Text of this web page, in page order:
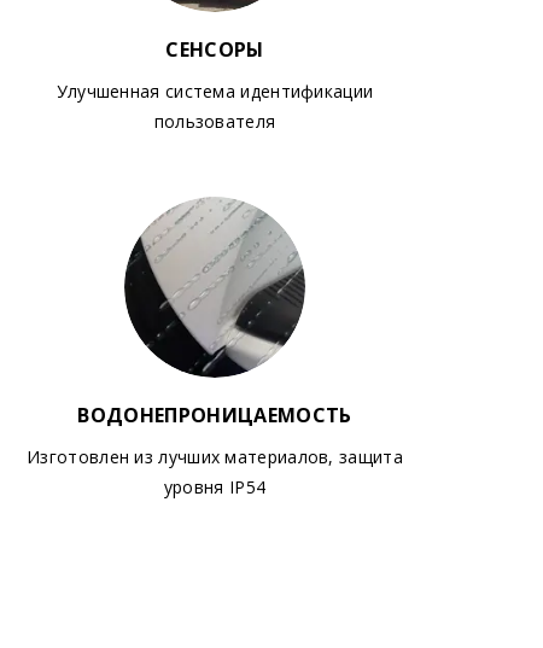
СЕНСОРЫ
Улучшенная система идентификации
пользователя
ВОДОНЕПРОНИЦАЕМОСТЬ
Изготовлен из лучших материалов, защита
уровня IP54